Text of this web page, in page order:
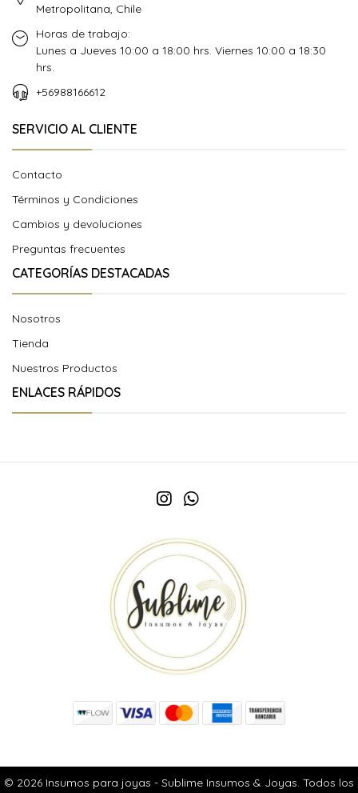
Metropolitana, Chile
Horas de trabajo:
Lunes a Jueves 10:00 a 18:00 hrs. Viernes 10:00 a 18:30
hrs.
+56988166612
SERVICIO AL CLIENTE
Contacto
Términos y Condiciones
Cambios y devoluciones
Preguntas frecuentes
CATEGORÍAS DESTACADAS
Nosotros
Tienda
Nuestros Productos
ENLACES RÁPIDOS
© 2026 Insumos para joyas - Sublime Insumos & Joyas. Todos los